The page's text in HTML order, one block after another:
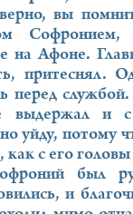
вы
на Афоне.
притеснял.
перед
выдержал и
уйду,
с его
был
и